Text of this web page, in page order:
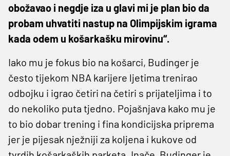
obožavao i negdje iza u glavi mi je plan bio da
probam uhvatiti nastup na Olimpijskim igrama
kada odem u košarkašku mirovinu“.
Iako mu je fokus bio na košarci, Budinger je
često tijekom NBA karijere ljetima trenirao
odbojku i igrao četiri na četiri s prijateljima i to
do nekoliko puta tjedno. Pojašnjava kako mu je
to bio dobar trening i fina kondicijska priprema
jer je pijesak nježniji za koljena i kukove od